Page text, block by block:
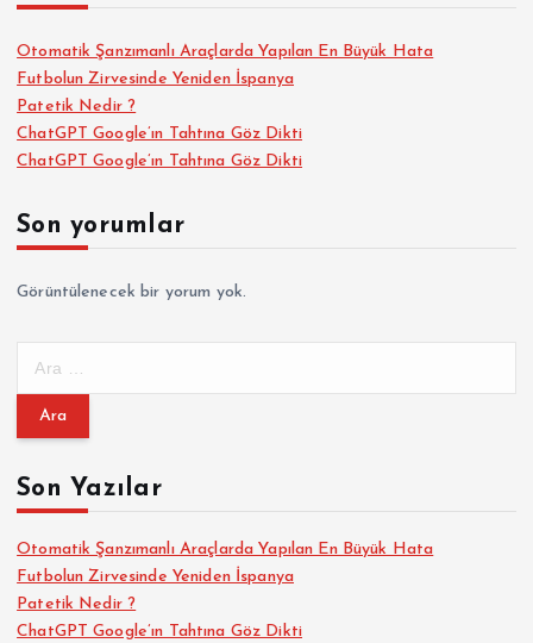
s
a
y
a
s
ı
Otomatik Şanzımanlı Araçlarda Yapılan En Büyük Hata
Futbolun Zirvesinde Yeniden İspanya
Patetik Nedir ?
ChatGPT Google’ın Tahtına Göz Dikti
ChatGPT Google’ın Tahtına Göz Dikti
Son yorumlar
Görüntülenecek bir yorum yok.
m
:Son Yazılar
Otomatik Şanzımanlı Araçlarda Yapılan En Büyük Hata
Futbolun Zirvesinde Yeniden İspanya
Patetik Nedir ?
ChatGPT Google’ın Tahtına Göz Dikti